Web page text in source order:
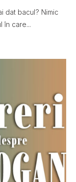
dat bacul? Nimic
în care...